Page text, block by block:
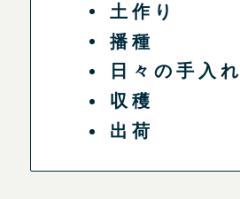
土作り
播種
日々の手入れ
収穫
出荷